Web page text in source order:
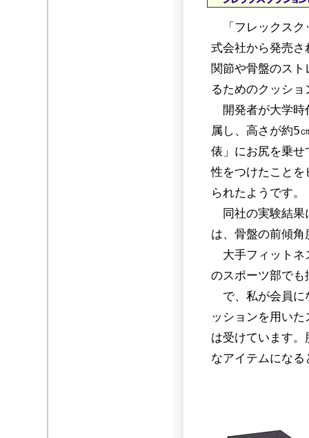
「フレックスク
式会社から発売さ
関節や骨盤のス
るためのクッシ
開発者が大学時
属し、高さが約5
俵」にお尻を乗せ
性をつけたことを
られたようです。
同社の実験結果
は、骨盤の前傾
大手フィットネ
のスポーツ部で
で、私が会員に
ッションを用い
は受けています
なアイテムにな